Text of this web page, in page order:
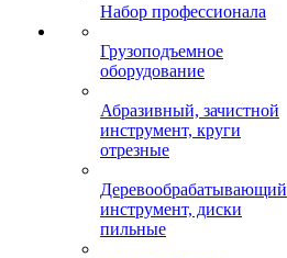
Набор профессионала
Грузоподъемное
оборудование
Абразивный, зачистной
инструмент, круги
отрезные
Деревообрабатывающий
инструмент, диски
пильные